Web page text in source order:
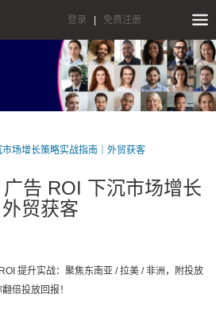
登录 免费注册
场增长策略实战指南｜外贸获客
告 ROI 下沉市场增长
贸获客
提升实战：聚焦东南亚 / 拉美 / 非洲，附投放
倍投放回报！